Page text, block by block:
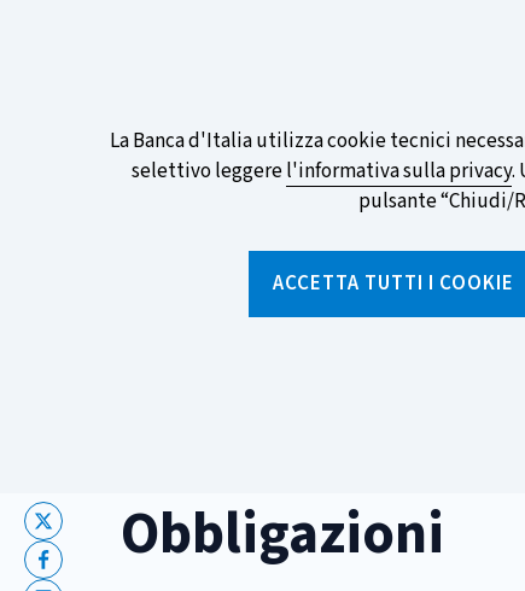
Informativa
La Banca d'Italia utilizza cookie tecnici
selettivo leggerel'informativa sulla privacy.
pulsante “Chiudi/
ACCETTA TUTTI I COOKIE
Version
Partecipa al sondaggio della BCE
preferita!
X
Facebook Obbligazioni